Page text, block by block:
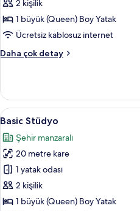
fotoğrafları
görün
2 kişilik
1 büyük (Queen) Boy Yatak
Ücretsiz kablosuz internet
Daha çok detay
Classic
fazla
detay
Basic
Stüdyo
için
tüm
fotoğrafları
görün
12
Basic Stüdyo
Şehir manzaralı
20 metre kare
1 yatak odası
2 kişilik
1 büyük (Queen) Boy Yatak